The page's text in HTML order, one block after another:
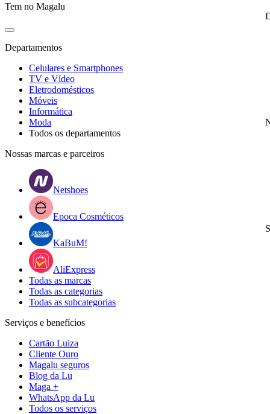
Tem no Magalu
Departamentos
Celulares e Smartphones
TV e Vídeo
Eletrodomésticos
Móveis
Informática
Moda
Todos os departamentos
Nossas marcas e parceiros
Netshoes
Epoca Cosméticos
KaBuM!
AliExpress
Todas as marcas
Todas as categorias
Todas as subcategorias
Serviços e benefícios
Cartão Luiza
Cliente Ouro
Magalu seguros
Blog da Lu
Maga +
WhatsApp da Lu
Todos os serviços